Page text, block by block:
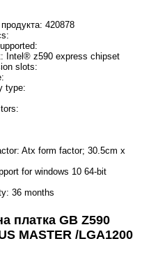
420878
Intel® z590 express chipset
slots:
type:
Atx form factor; 30.5cm x
for windows 10 64-bit
36 months
платка GB Z590
MASTER /LGA1200